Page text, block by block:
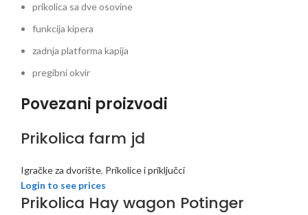
prikolica sa dve osovine
funkcija kipera
zadnja platforma kapija
pregibni okvir
Povezani proizvodi
Prikolica farm jd
Igračke za dvorište, Prikolice i priključci
Login to see prices
Prikolica Hay wagon Potinger